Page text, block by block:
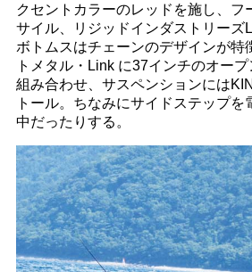
クセントカラーのレッドを施し、フ
サイル、リジッドインダストリーズ
ボトムスはチェーンのデザインが特
トメタル・Link に37インチのオー
組み合わせ、サスペンションには
トール。ちなみにサイドステップ
中だったりする。